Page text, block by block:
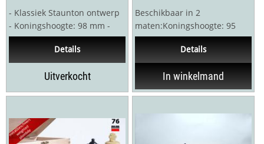
- Klassiek Staunton ontwerp
- Koningshoogte: 98 mm -
Palmhout / gebeitst
palmhout -...Details
Uitverkocht
Beschikbaar in 2
maten:Koningshoogte: 95
mm / 90 mmZwart: BuxusWit:
BuxusDubbel verzwaardIn...
Details
In winkelmand